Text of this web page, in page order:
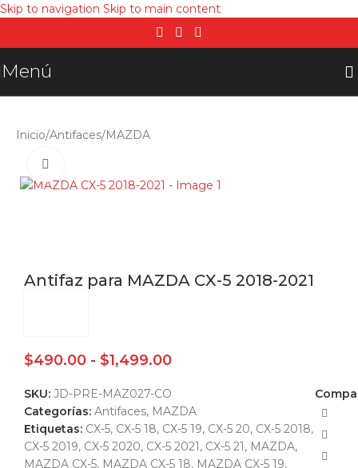
Skip to navigation Skip to main content
Menú
Inicio/Antifaces/MAZDA
Antifaz para MAZDA CX-5 2018-2021
$490.00 - $1,499.00
SKU: JD-PRE-MAZ027-CO
Categorías: Antifaces, MAZDA
Etiquetas: CX-5, CX-5 18, CX-5 19, CX-5 20, CX-5 2018,
CX-5 2019, CX-5 2020, CX-5 2021 , CX-5 21 , MAZDA,
MAZDA CX-5, MAZDA CX-5 18, MAZDA CX-5 19,